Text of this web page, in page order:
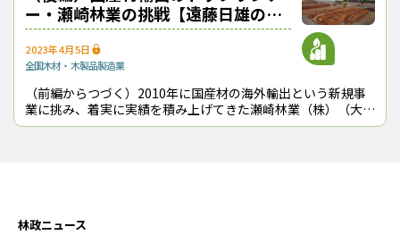
ー・瀬崎林業の挑戦【遠藤日雄のル
ポ＆対論】
2023年4月5日
全国木材・木製品製造業
（前編からつづく）2010年に国産材の海外輸出という新規事
業に挑み、着実に実績を積み上げてきた瀬崎林業（株）（大阪
府大阪市、遠野嘉之・代表取締役社長）。現在は、主に中国や
林政ニュース